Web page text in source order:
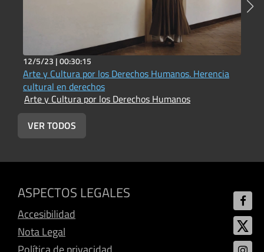
12/5/23 |00:30:15
Arte y Cultura por los Derechos Humanos. Herencia
cultural en derechos
Arte y Cultura por los Derechos Humanos
VER TODOS
ASPECTOS LEGALES
Accesibilidad
Nota Legal